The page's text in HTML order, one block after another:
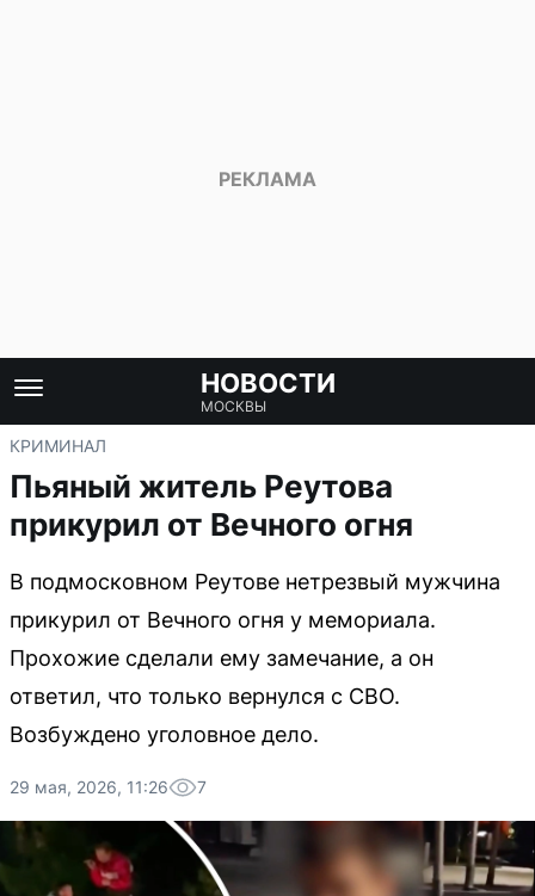
НОВОСТИ
МОСКВЫ
КРИМИНАЛ
Пьяный житель Реутова
прикурил от Вечного огня
В подмосковном Реутове нетрезвый мужчина
прикурил от Вечного огня у мемориала.
Прохожие сделали ему замечание, а он
ответил, что только вернулся с СВО.
Возбуждено уголовное дело.
29 мая, 2026, 11:26 7